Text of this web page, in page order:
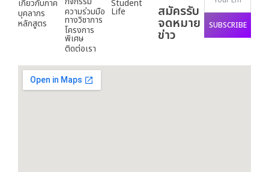
เกี่ยวกับภาค
บุคลากร
หลักสูตร
ความร่วมมือ
ทางวิชาการ
โครงการ
พิเศษ
ติดต่อเรา
Student
Life สมัครรับ
จดหมาย
ข่าว
SUBSCRIBE